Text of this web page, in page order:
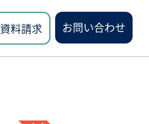
資料請求 お問い合わせ